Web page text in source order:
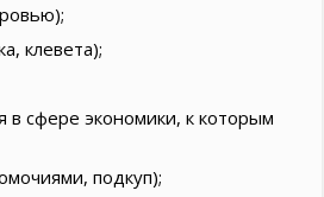
клевета);
в сфере экономики, к которым
подкуп);